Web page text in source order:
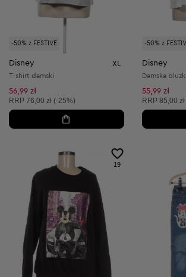
-50% z FESTIVE
Disney XL
T-shirt damski
56,99 zł
Cena sugerowana:
RRP 76,00 zł (-25%)
-50% z
Disney
Damska
55,99 zł
Cena
RRP 85,00
19